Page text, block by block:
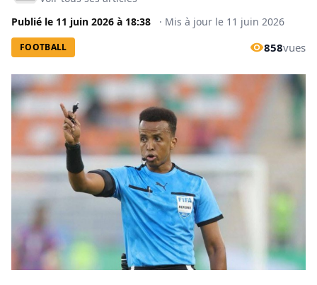
Publié le 11 juin 2026 à 18:38 · Mis à jour le 11 juin 2026
FOOTBALL 858vues